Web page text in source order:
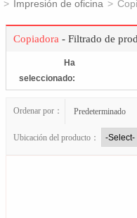
> Impresión de oficina >
Copiadora - Filtrado de
Ha
seleccionado:
Ordenar por： Predeterminado
Ubicación del producto：